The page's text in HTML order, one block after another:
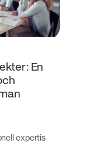
En
expertis